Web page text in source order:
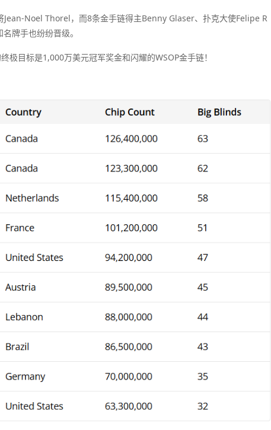
Noel Thorel，而8条金手链得主Benny Glaser、扑克大使Felipe R
牌手也纷纷晋级。
目标是1,000万美元冠军奖金和闪耀的WSOP金手链！